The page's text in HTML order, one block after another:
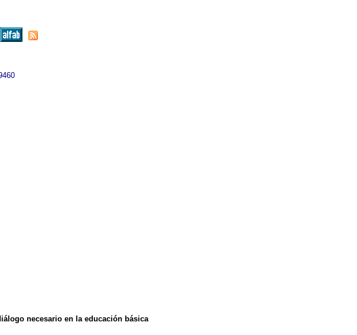
necesario en la educación básica